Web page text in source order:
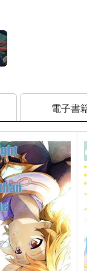
電子書